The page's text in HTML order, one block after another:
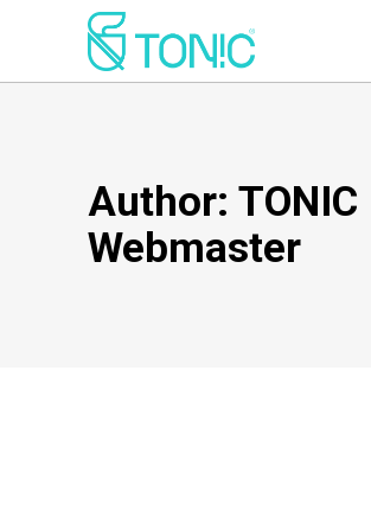
Author: TONIC
Webmaster